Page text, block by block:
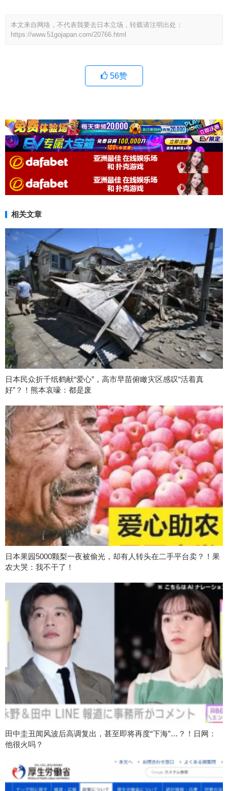
本文来自网络，不代表我要去日本立场，转载请注明出处：
https://www.51gojapan.com/20766.html
56赞
相关文章
日本民众折千纸鹤献“爱心”，高市早苗俯瞰灾区感叹“活着真
好”？！熊本哀嚎：都是废
日本果园5000颗梨一夜被偷光，却有人转头在二手平台卖？！果
农大哭：我不干了！
田中圭丑闻风波后高调复出，甚至即将再度“下海”…？！日网：
他很火吗？